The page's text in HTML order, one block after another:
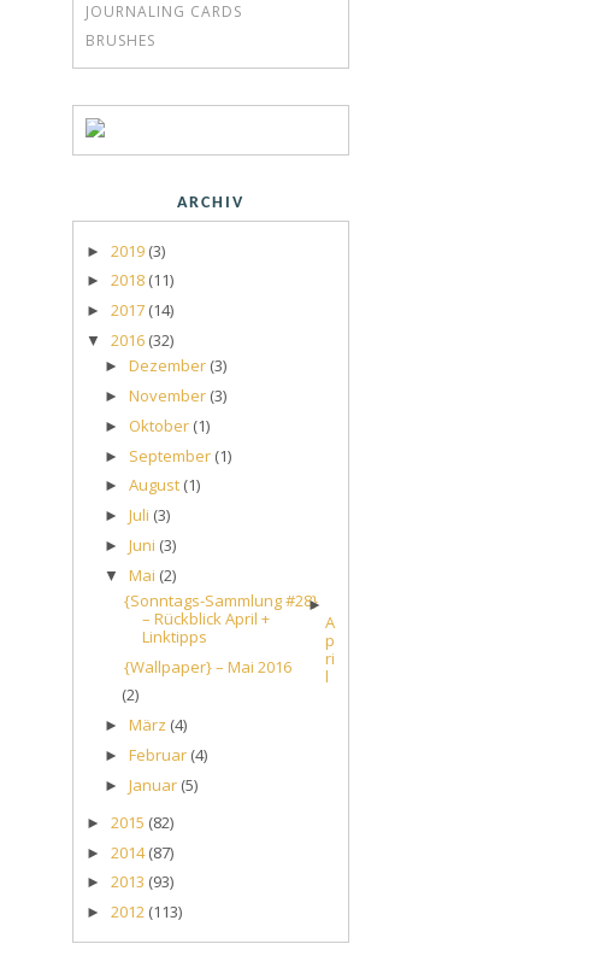
JOURNALING CARDS
BRUSHES
ARCHIV
► 2019 (3)
► 2018 (11)
► 2017 (14)
▼ 2016 (32)
►Dezember (3)
►November (3)
► Oktober (1)
► September (1)
►August (1)
►Juli (3)
►Juni (3)
▼Mai (2)
{Sonntags-Sammlung #28}
– Rückblick April +
Linktipps
{Wallpaper} – Mai 2016
►
A
p
ri
l
(2)
►März (4)
►Februar (4)
►Januar (5)
► 2015 (82)
► 2014(87)
► 2013 (93)
► 2012 (113)